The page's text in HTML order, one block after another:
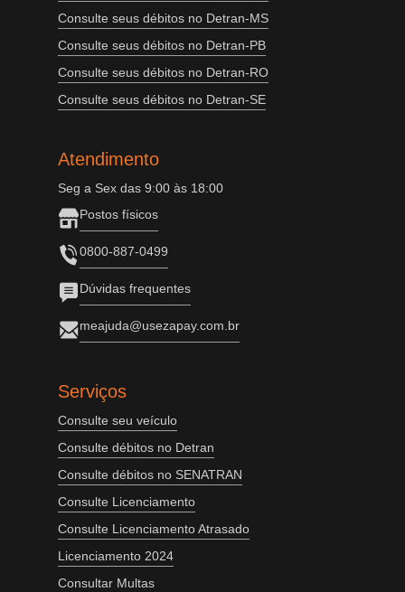
Consulte seus débitos no Detran-MS
Consulte seus débitos no Detran-PB
Consulte seus débitos no Detran-RO
Consulte seus débitos no Detran-SE
Atendimento
Seg a Sex das 9:00 às 18:00
Postos físicos
0800-887-0499
Dúvidas frequentes
meajuda@usezapay.com.br
Serviços
Consulte seu veículo
Consulte débitos no Detran
Consulte débitos no SENATRAN
Consulte Licenciamento
Consulte Licenciamento Atrasado
Licenciamento 2024
Consultar Multas